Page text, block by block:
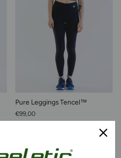
Pure Leggings Tencel™
€99,00